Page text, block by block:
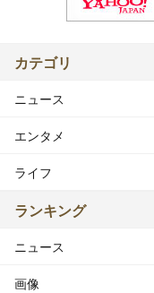
カテゴリ
ニュース
エンタメ
ライフ
ランキング
ニュース
画像